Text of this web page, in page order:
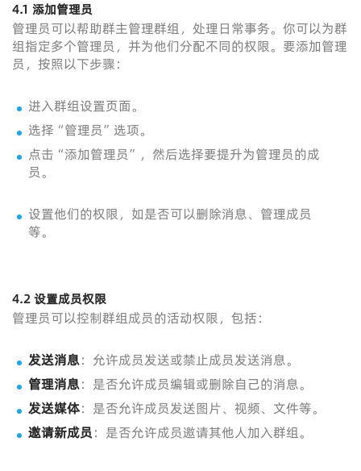
4.1 添加管理员
管理员可以帮助群主管理群组，处理日常事务。你可以为群
组指定多个管理员，并为他们分配不同的权限。要添加管理
员，按照以下步骤：
进入群组设置页面。
选择“管理员”选项。
点击“添加管理员”，然后选择要提升为管理员的成
员。
设置他们的权限，如是否可以删除消息、管理成员
等。
4.2 设置成员权限
管理员可以控制群组成员的活动权限，包括：
发送消息：允许成员发送或禁止成员发送消息。
管理消息：是否允许成员编辑或删除自己的消息。
发送媒体：是否允许成员发送图片、视频、文件等。
邀请新成员：是否允许成员邀请其他人加入群组。